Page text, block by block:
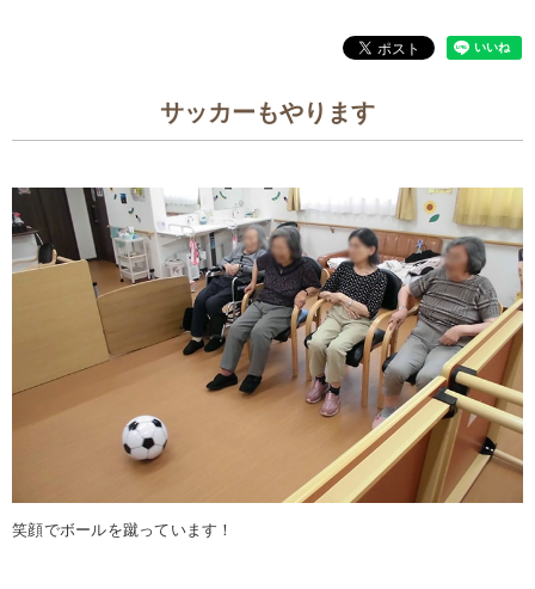
サッカーもやります
笑顔でボールを蹴っています！